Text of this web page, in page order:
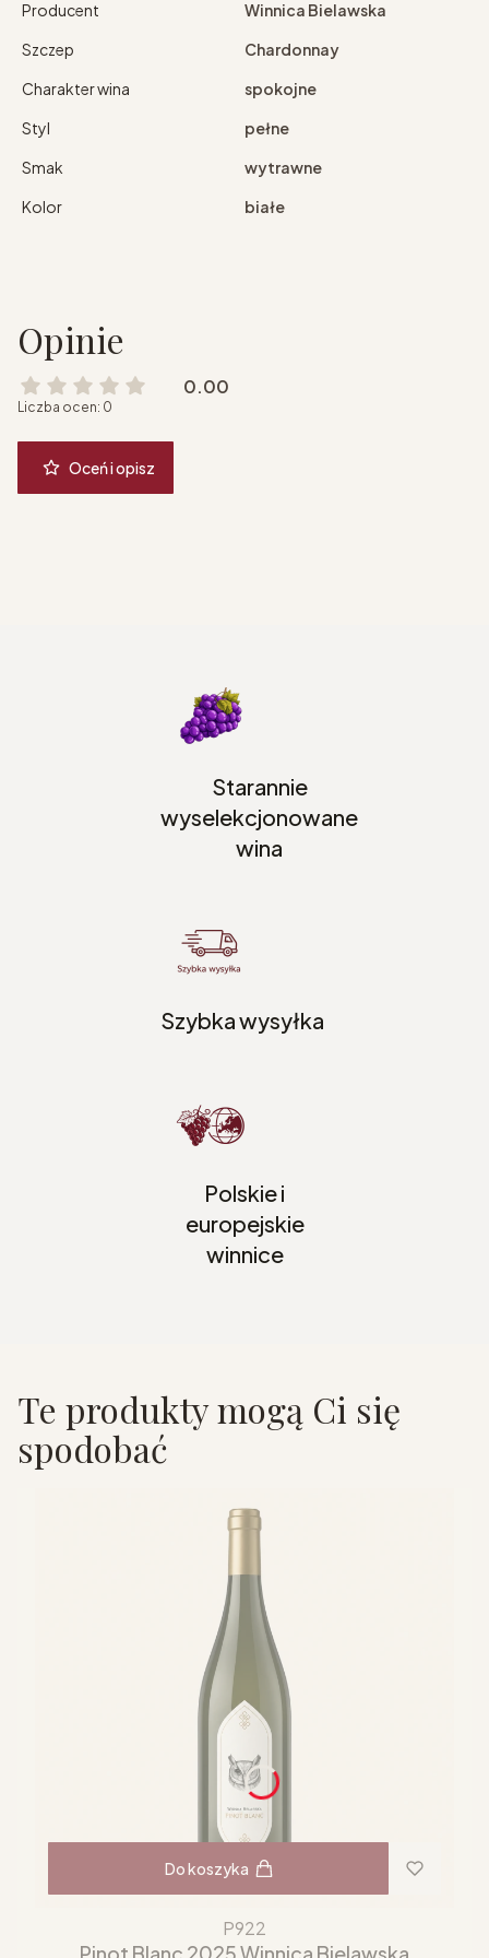
Producent
Winnica Bielawska
Szczep
Chardonnay
Charakter wina
spokojne
Styl
pełne
Smak
wytrawne
Kolor
białe
Opinie
0.00
Liczba ocen: 0
Oceń i opisz
Starannie
wyselekcjonowane
wina
Szybka wysyłka
Polskie i
europejskie
winnice
Te produkty mogą Ci się
spodobać
Do koszyka
P922